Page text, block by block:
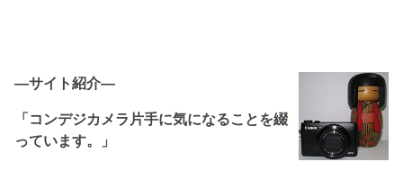
―サイト紹介―
「コンデジカメラ片手に気になることを綴
っています。」